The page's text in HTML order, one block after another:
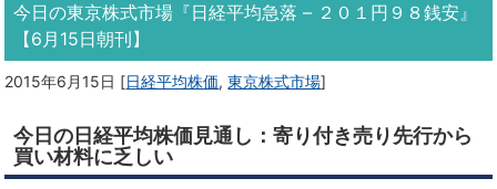
今日の東京株式市場『日経平均急落 – ２０１円９８銭安』
【6月15日朝刊】
2015年6月15日 [日経平均株価,東京株式市場]
今日の日経平均株価見通し：寄り付き売り先行から
買い材料に乏しい